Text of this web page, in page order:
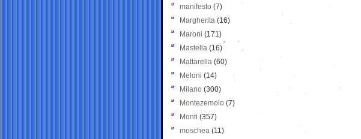
manifesto (7)
Margherita (16)
Maroni (171)
Mastella (16)
Mattarella (60)
Meloni (14)
Milano (300)
Montezemolo (7)
Monti (357)
moschea (11)